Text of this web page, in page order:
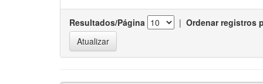
Resultados/Página | Ordenar registros